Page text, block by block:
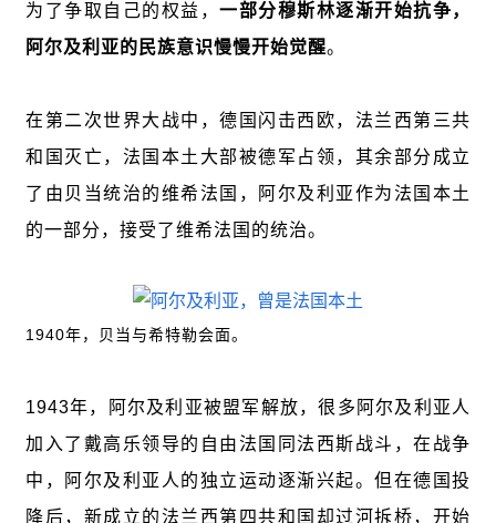
为了争取自己的权益， 一部分穆斯林逐渐开始抗争，
阿尔及利亚的民族意识慢慢开始觉醒。
在第二次世界大战中，德国闪击西欧，法兰西第三共
和国灭亡，法国本土大部被德军占领，其余部分成立
了由贝当统治的维希法国，阿尔及利亚作为法国本土
的一部分，接受了维希法国的统治。
1940年，贝当与希特勒会面。
1943年，阿尔及利亚被盟军解放，很多阿尔及利亚人
加入了戴高乐领导的自由法国同法西斯战斗，在战争
中，阿尔及利亚人的独立运动逐渐兴起。但在德国投
降后，新成立的法兰西第四共和国却过河拆桥，开始